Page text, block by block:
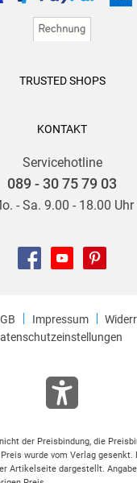
TRUSTED SHOPS
KONTAKT
Servicehotline
089 - 30 75 79 03
- Sa. 9.00 - 18.00 Uhr
Impressum
der Preisbindung, die
wurde vom Verlag
Artikelseite dargestellt.